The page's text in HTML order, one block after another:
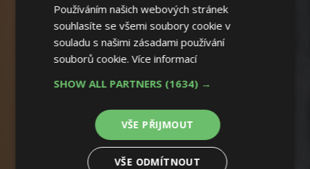
Používáním našich webových stránek
souhlasíte se všemi soubory cookie v
souladu s našimi zásadami používání
souborů cookie.Více informací
SHOW ALL PARTNERS (1634) →
VŠE PŘIJMOUT
VŠE ODMÍTNOUT